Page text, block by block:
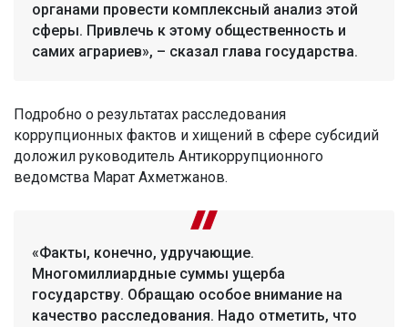
органами провести комплексный анализ этой
сферы. Привлечь к этому общественность и
самих аграриев», – сказал глава государства.
Подробно о результатах расследования
коррупционных фактов и хищений в сфере субсидий
доложил руководитель Антикоррупционного
ведомства Марат Ахметжанов.
«Факты, конечно, удручающие.
Многомиллиардные суммы ущерба
государству. Обращаю особое внимание на
качество расследования. Надо отметить, что